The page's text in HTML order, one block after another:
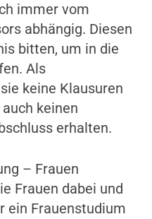
immer vom
abhängig. Diesen
bitten, um in die
Als
keine Klausuren
keinen
erhalten.
– Frauen
Frauen dabei und
ein Frauenstudium